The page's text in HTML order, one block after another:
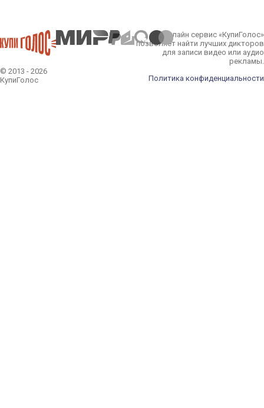
© 2013 - 2026
КупиГолос
Онлайн сервис «КупиГолос»
позволяет найти лучших дикторов
для записи видео или аудио
рекламы.
Политика конфиденциальности